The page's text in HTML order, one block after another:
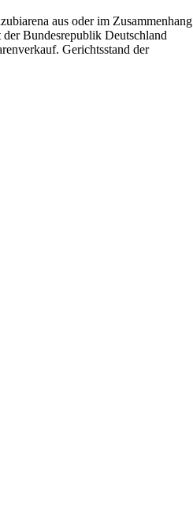
aus oder im Zusammenhang
Bundesrepublik Deutschland
Gerichtsstand der